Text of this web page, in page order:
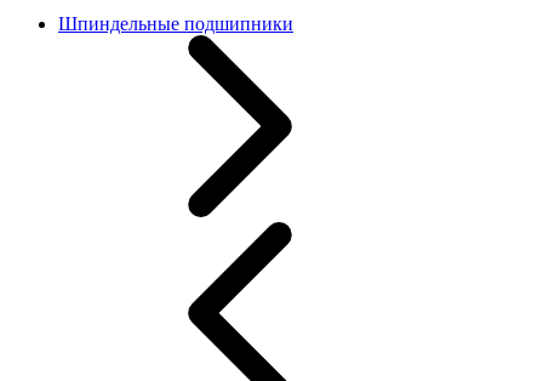
Шпиндельные подшипники